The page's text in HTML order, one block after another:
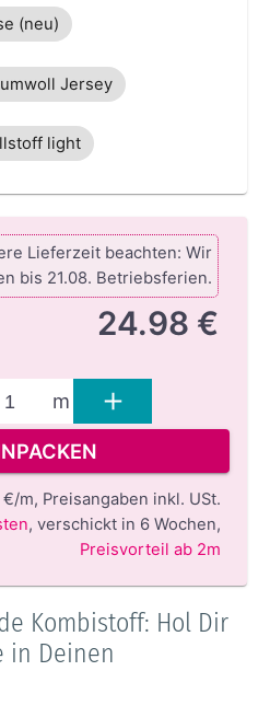
(neu)
Jersey
light
Lieferzeit beachten: Wir
bis 21.08. Betriebsferien.
24.98 €
m
€/m, Preisangaben inkl. USt.
,verschickt in 6 Wochen,
Preisvorteil ab 2m
Kombistoff: Hol Dir
in Deinen